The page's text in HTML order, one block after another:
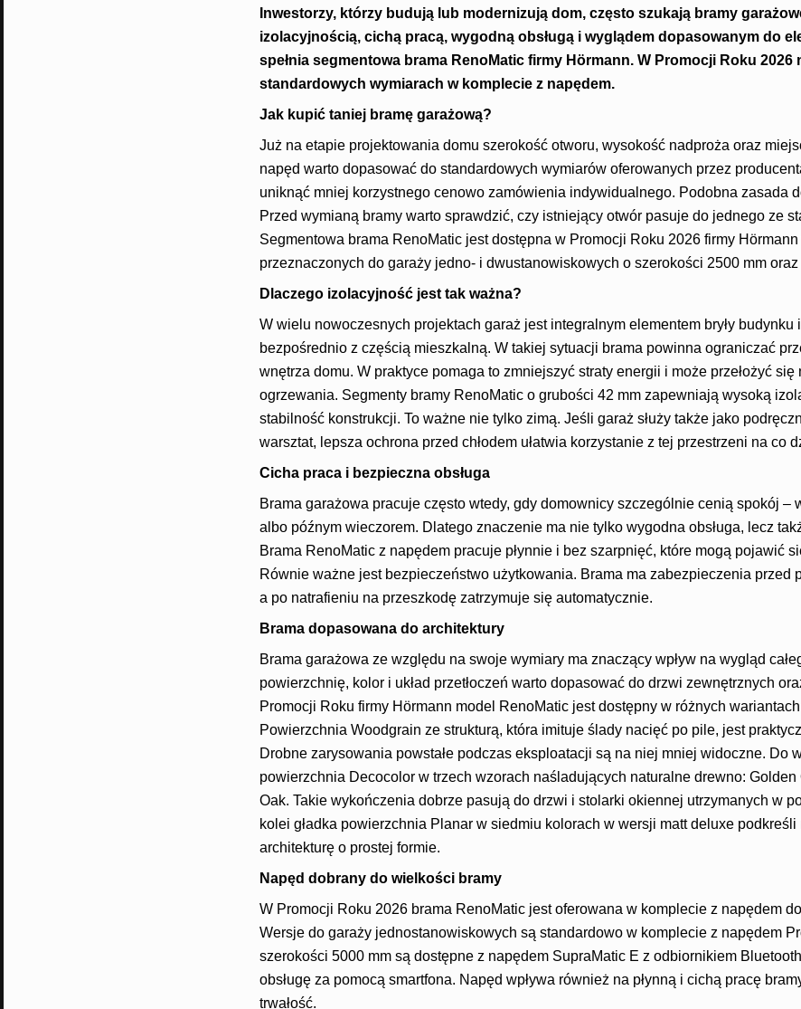
Inwestorzy, którzy budują lub modernizują dom, często szukają bramy
izolacyjnością, cichą pracą, wygodną obsługą i wyglądem dopasowanym do
spełnia segmentowa brama RenoMatic firmy Hörmann. W Promocji Roku 2026
standardowych wymiarach w komplecie z napędem.
Jak kupić taniej bramę garażową?
Już na etapie projektowania domu szerokość otworu, wysokość nadproża oraz
napęd warto dopasować do standardowych wymiarów oferowanych przez
uniknąć mniej korzystnego cenowo zamówienia indywidualnego. Podobna zasada
Przed wymianą bramy warto sprawdzić, czy istniejący otwór pasuje do jednego ze
Segmentowa brama RenoMatic jest dostępna w Promocji Roku 2026 firmy
przeznaczonych do garaży jedno- i dwustanowiskowych o szerokości 2500 mm oraz
Dlaczego izolacyjność jest tak ważna?
W wielu nowoczesnych projektach garaż jest integralnym elementem bryły budynku
bezpośrednio z częścią mieszkalną. W takiej sytuacji brama powinna ograniczać
wnętrza domu. W praktyce pomaga to zmniejszyć straty energii i może przełożyć się
ogrzewania. Segmenty bramy RenoMatic o grubości 42 mm zapewniają wysoką
stabilność konstrukcji. To ważne nie tylko zimą. Jeśli garaż służy także jako
warsztat, lepsza ochrona przed chłodem ułatwia korzystanie z tej przestrzeni na co
Cicha praca i bezpieczna obsługa
Brama garażowa pracuje często wtedy, gdy domownicy szczególnie cenią spokój –
albo późnym wieczorem. Dlatego znaczenie ma nie tylko wygodna obsługa, lecz
Brama RenoMatic z napędem pracuje płynnie i bez szarpnięć, które mogą pojawić
Równie ważne jest bezpieczeństwo użytkowania. Brama ma zabezpieczenia przed
a po natrafieniu na przeszkodę zatrzymuje się automatycznie.
Brama dopasowana do architektury
Brama garażowa ze względu na swoje wymiary ma znaczący wpływ na wygląd
powierzchnię, kolor i układ przetłoczeń warto dopasować do drzwi zewnętrznych
Promocji Roku firmy Hörmann model RenoMatic jest dostępny w różnych
Powierzchnia Woodgrain ze strukturą, która imituje ślady nacięć po pile, jest
Drobne zarysowania powstałe podczas eksploatacji są na niej mniej widoczne. Do
powierzchnia Decocolor w trzech wzorach naśladujących naturalne drewno: Golden
Oak. Takie wykończenia dobrze pasują do drzwi i stolarki okiennej utrzymanych w
kolei gładka powierzchnia Planar w siedmiu kolorach w wersji matt deluxe podkreśli
architekturę o prostej formie.
Napęd dobrany do wielkości bramy
W Promocji Roku 2026 brama RenoMatic jest oferowana w komplecie z napędem
Wersje do garaży jednostanowiskowych są standardowo w komplecie z napędem
szerokości 5000 mm są dostępne z napędem SupraMatic E z odbiornikiem
obsługę za pomocą smartfona. Napęd wpływa również na płynną i cichą pracę
trwałość.